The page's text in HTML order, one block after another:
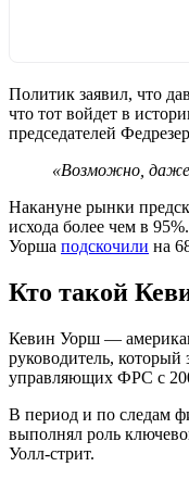
Политик заявил, что
что тот войдет в
председателей
«Возможно,
Накануне рынки
исхода более чем в
Уорша подскочили на
Кто такой
Кевин Уорш —
руководитель, который
управляющих ФРС с
В период и по следам
выполнял роль
Уолл-стрит.